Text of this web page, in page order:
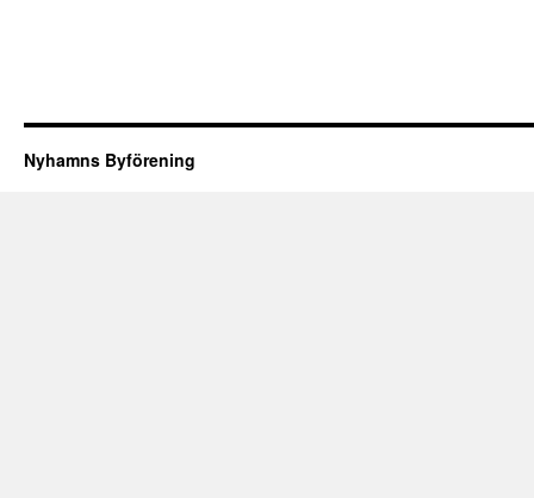
Nyhamns Byförening